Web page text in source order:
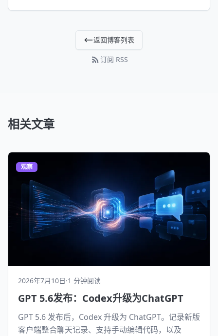
返回博客列表
订阅 RSS
相关文章
观察
2026年7月10日·1 分钟阅读
GPT 5.6发布：Codex升级为ChatGPT
GPT 5.6 发布后，Codex 升级为 ChatGPT。记录新版
客户端整合聊天记录、支持手动编辑代码，以及